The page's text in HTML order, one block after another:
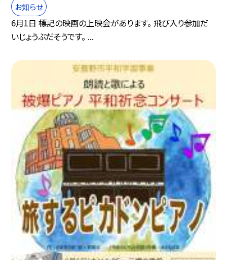
お知らせ
6月1日 標記の映画の上映会があります。 飛び入り参加だ
いじょうぶだそうです。 ...